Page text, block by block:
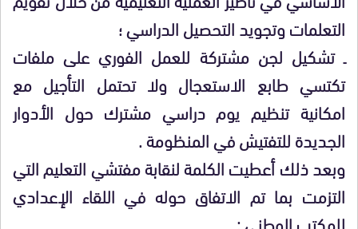
التعلمات وتجويد التحصيل الدراسي ؛
ـ تشكيل لجن مشتركة للعمل الفوري على ملفات
تكتسي طابع الاستعجال ولا تحتمل التأجيل مع
امكانية تنظيم يوم دراسي مشترك حول الأدوار
الجديدة للتفتيش في المنظومة .
وبعد ذلك أعطيت الكلمة لنقابة مفتشي التعليم التي
التزمت بما تم الاتفاق حوله في اللقاء الإعدادي